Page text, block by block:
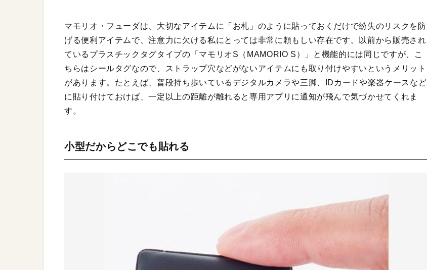
マモリオ・フューダは、大切なアイテムに「お札」のように貼っておくだけで紛失のリスクを防
げる便利アイテムで、注意力に欠ける私にとっては非常に頼もしい存在です。以前から販売され
ているプラスチックタグタイプの「マモリオS（MAMORIO S）」と機能的には同じですが、こ
ちらはシールタグなので、ストラップ穴などがないアイテムにも取り付けやすいというメリット
があります。たとえば、普段持ち歩いているデジタルカメラや三脚、IDカードや楽器ケースなど
に貼り付けておけば、一定以上の距離が離れると専用アプリに通知が飛んで気づかせてくれま
す。
小型だからどこでも貼れる